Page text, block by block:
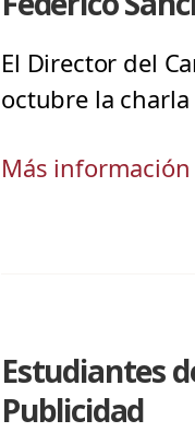
El Director del
octubre la
Más información
Estudiantes
Publicidad